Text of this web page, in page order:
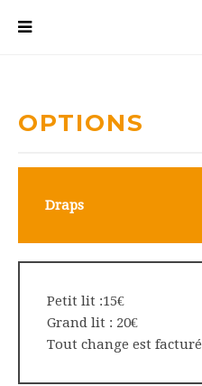
OPTIONS
Draps
Petit lit :15€
Grand lit : 20€
Tout change est facturé